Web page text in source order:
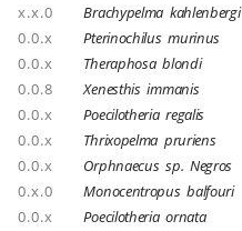
x.x.0
Brachypelma kahlenbergi
0.0.x
Pterinochilus murinus
0.0.x
Theraphosa blondi
0.0.8
Xenesthis immanis
0.0.x
Poecilotheria regalis
0.0.x
Thrixopelma pruriens
0.0.x
Orphnaecus sp. Negros
0.x.0
Monocentropus balfouri
0.0.x
Poecilotheria ornata